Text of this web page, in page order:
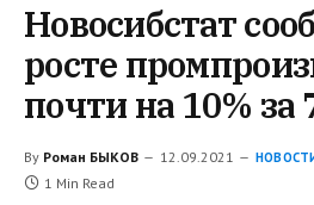
Новосибстат
росте
почти на 10% за
By Роман БЫКОВ 12.09.2021
1 Min Read